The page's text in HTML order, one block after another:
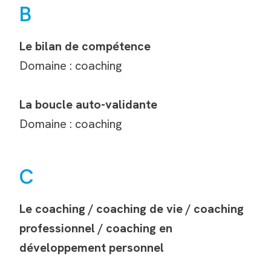
B
Le bilan de compétence
Domaine : coaching
La boucle auto-validante
Domaine : coaching
C
Le coaching / coaching de vie / coaching
professionnel / coaching en
développement personnel